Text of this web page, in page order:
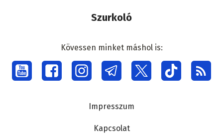
Szurkoló
Social
menu
Kövessen minket máshol is:
Impresszum
Kapcsolat